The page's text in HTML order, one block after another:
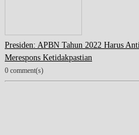
Presiden: APBN Tahun 2022 Harus
Merespons Ketidakpastian
0 comment(s)